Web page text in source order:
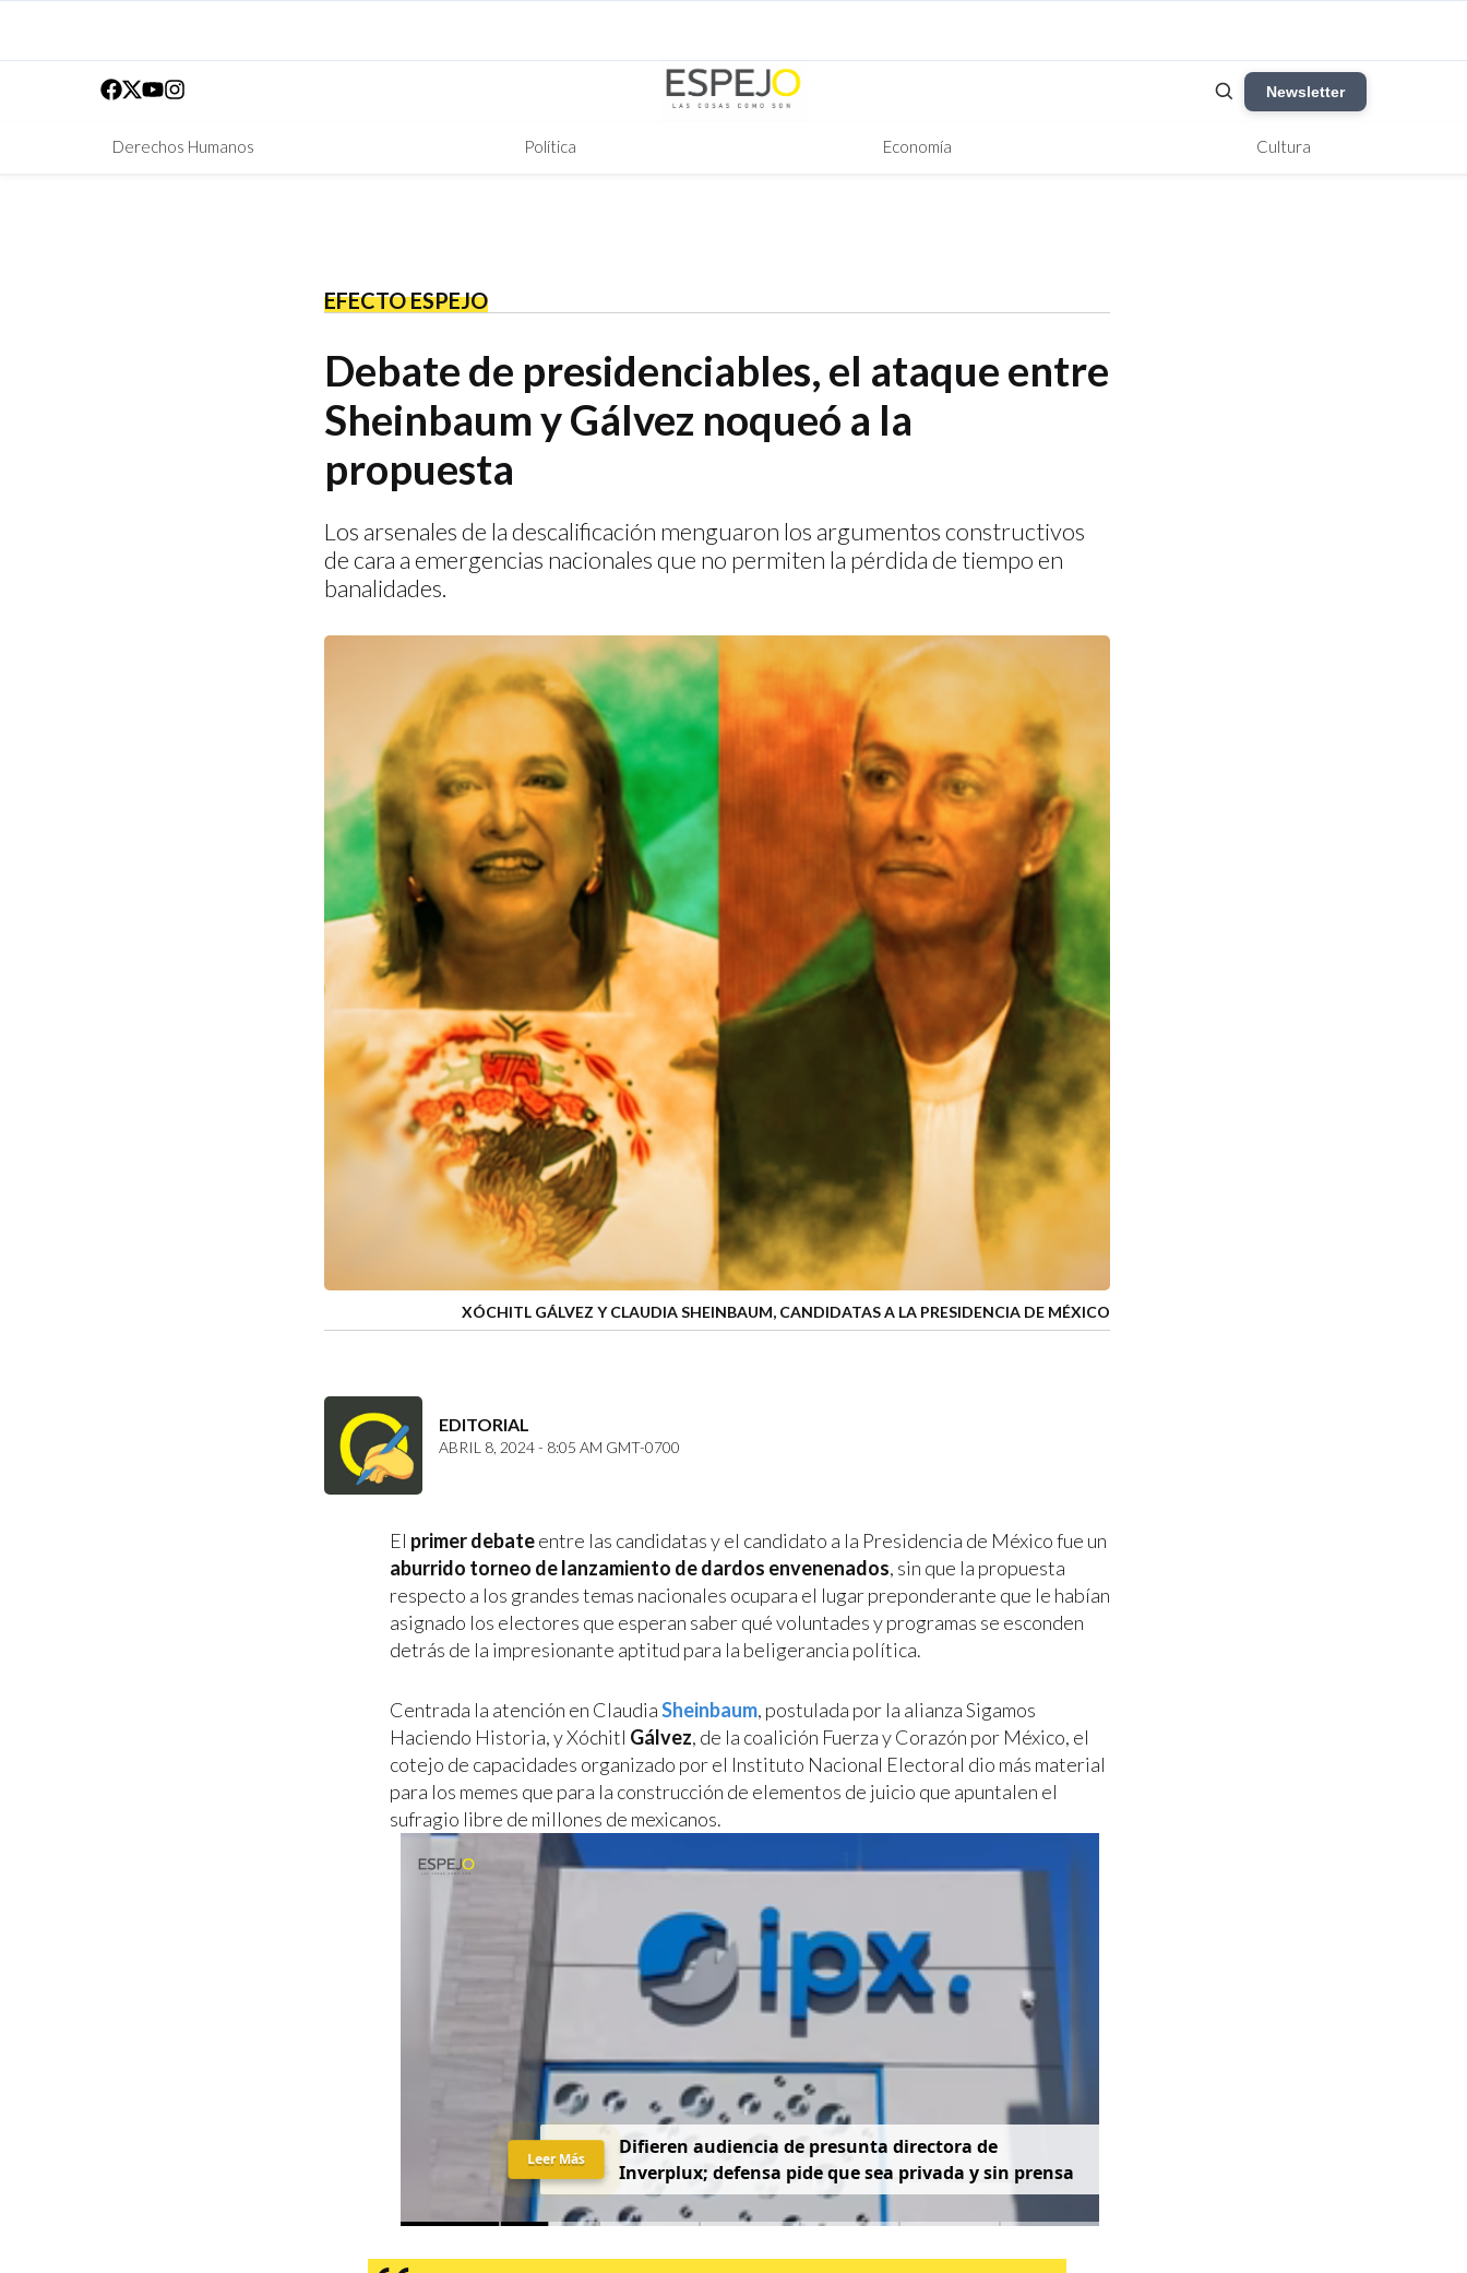
Newsletter
Derechos Humanos Política Economía Cultura
EFECTO ESPEJO
Debate de presidenciables, el ataque entre
Sheinbaum y Gálvez noqueó a la
propuesta
Los arsenales de la descalificación menguaron los argumentos constructivos
de cara a emergencias nacionales que no permiten la pérdida de tiempo en
banalidades.
XÓCHITL GÁLVEZ Y CLAUDIA SHEINBAUM, CANDIDATAS A LA PRESIDENCIA DE MÉXICO
EDITORIAL
ABRIL 8, 2024 - 8:05 AM GMT-0700
El primer debateentre las candidatas y el candidato a la Presidencia de México fue un
aburrido torneo de lanzamiento de dardos envenenados, sin que la propuesta
respecto a los grandes temas nacionales ocupara el lugar preponderante que le habían
asignado los electores que esperan saber qué voluntades y programas se esconden
detrás de la impresionante aptitud para la beligerancia política.
Centrada la atención en ClaudiaSheinbaum, postulada por la alianza Sigamos
Haciendo Historia, y Xóchitl Gálvez, de la coalición Fuerza y Corazón por México, el
cotejo de capacidades organizado por el Instituto Nacional Electoral dio más material
para los memes que para la construcción de elementos de juicio que apuntalen el
sufragio libre de millones de mexicanos.
Difieren audiencia de presunta directora de
Inverplux; defensa pidequesea privada ysin prensa
Leer Más